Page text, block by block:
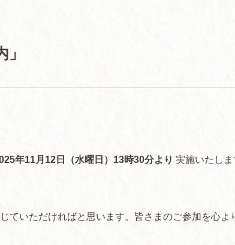
年11月12日（水曜日）13時30分より 実施いたし
ていただければと思います。皆さまのご参加を心よ